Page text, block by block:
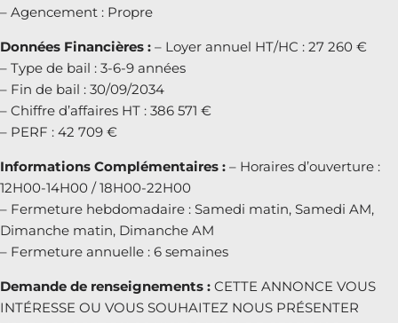
– Agencement : Propre
Données Financières : – Loyer annuel HT/HC : 27 260 €
– Type de bail : 3-6-9 années
– Fin de bail : 30/09/2034
– Chiffre d’affaires HT : 386 571 €
– PERF : 42 709 €
Informations Complémentaires : – Horaires d’ouverture :
12H00-14H00 / 18H00-22H00
– Fermeture hebdomadaire : Samedi matin, Samedi AM,
Dimanche matin, Dimanche AM
– Fermeture annuelle : 6 semaines
Demande de renseignements : CETTE ANNONCE VOUS
INTÉRESSE OU VOUS SOUHAITEZ NOUS PRÉSENTER